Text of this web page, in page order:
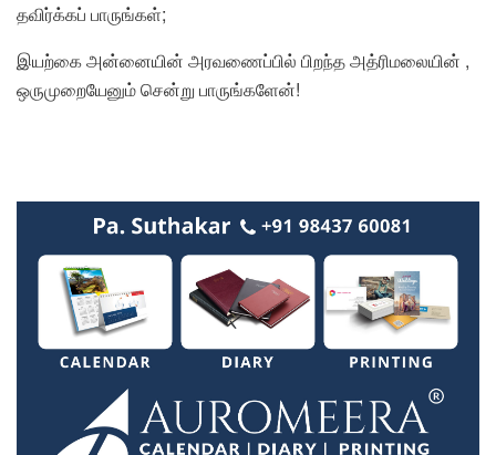
தவிர்க்கப் பாருங்கள்;
இயற்கை அன்னையின் அரவணைப்பில் பிறந்த அத்ரிமலையின் ,
ஒருமுறையேனும் சென்று பாருங்களேன்!